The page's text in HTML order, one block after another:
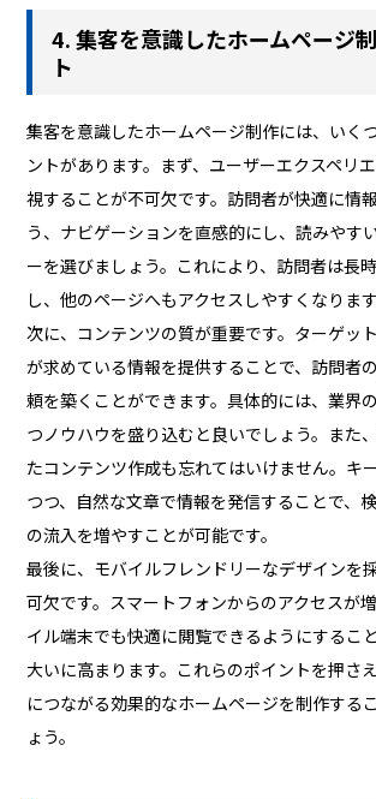
4. 集客を意識したホームページ
ト
集客を意識したホームページ制作には、いく
ントがあります。まず、ユーザーエクスペリ
視することが不可欠です。訪問者が快適に情
う、ナビゲーションを直感的にし、読みやす
ーを選びましょう。これにより、訪問者は長
し、他のページへもアクセスしやすくなります
次に、コンテンツの質が重要です。ターゲッ
が求めている情報を提供することで、訪問者
頼を築くことができます。具体的には、業界
つノウハウを盛り込むと良いでしょう。また
たコンテンツ作成も忘れてはいけません。キ
つつ、自然な文章で情報を発信することで、
の流入を増やすことが可能です。
最後に、モバイルフレンドリーなデザインを
可欠です。スマートフォンからのアクセスが
イル端末でも快適に閲覧できるようにするこ
大いに高まります。これらのポイントを押さ
につながる効果的なホームページを制作する
ょう。